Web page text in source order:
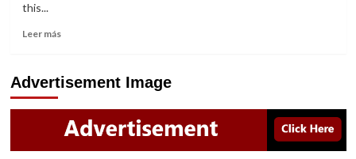
this...
Leer másRead
Used
Car
Dealer
Sales
Tricks
Exposed
Advertisement Image